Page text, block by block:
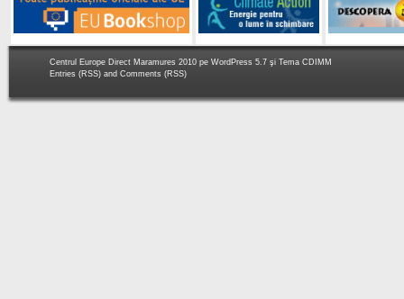
Centrul Europe Direct Maramures 2010 pe WordPress 5.7 şi Tema CDIMM
Entries (RSS) and Comments (RSS)